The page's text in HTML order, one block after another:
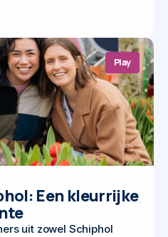
Een kleurrijke
uit zowel Schiphol
Play